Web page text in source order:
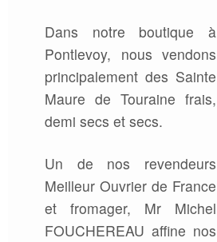
Dans notre boutique à
Pontlevoy, nous vendons
principalement des Sainte
Maure de Touraine frais,
demi secs et secs.
Un de nos revendeurs
Meilleur Ouvrier de France
et fromager, Mr Michel
FOUCHEREAU affine nos